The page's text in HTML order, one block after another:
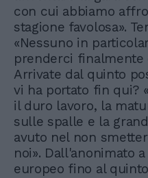
con cui abbiamo
stagione favolosa».
«Nessuno in
prenderci finalmente
Arrivate dal quinto
vi ha portato fin qui?
il duro lavoro, la
sulle spalle e la
avuto nel non
noi». Dall'anonimato
europeo fino al